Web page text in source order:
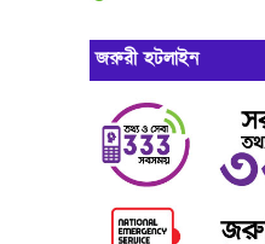
জরুরী হটলাইন